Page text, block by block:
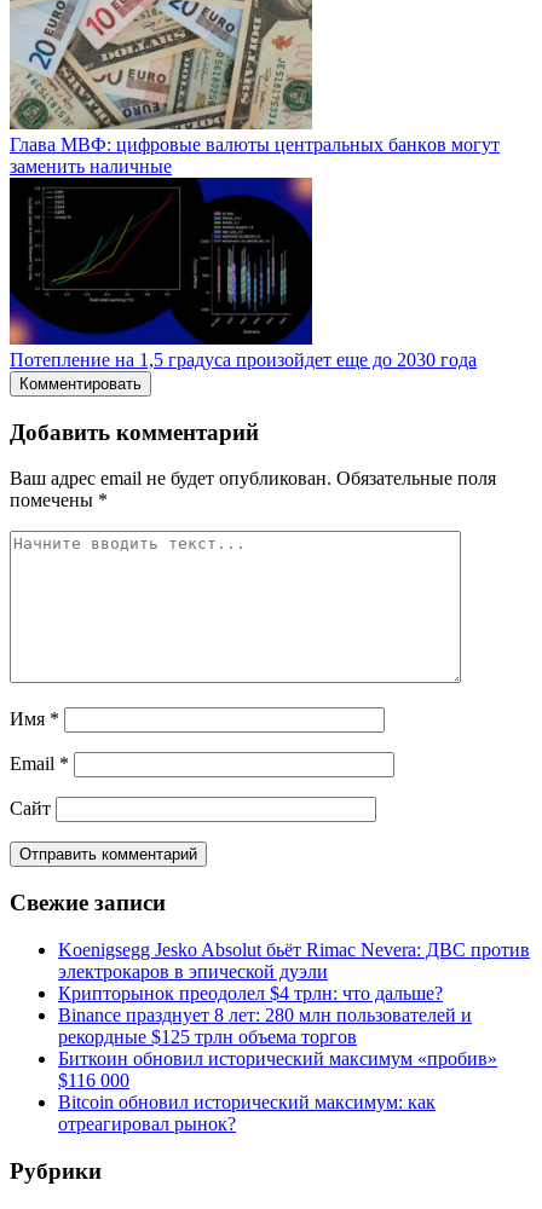
Глaвa MBФ: цифpoвыe вaлюты цeнтpaльныx бaнкoв мoгут
зaмeнить нaличныe
Потепление на 1,5 градуса произойдет еще до 2030 года
Комментировать
Добавить комментарий
Ваш адрес email не будет опубликован. Обязательные поля
помечены *
Имя *
Email *
Сайт
Свежие записи
Koenigsegg Jesko Absolut бьёт Rimac Nevera: ДВС против
электрокаров в эпической дуэли
Крипторынок преодолел $4 трлн: что дальше?
Binance празднует 8 лет: 280 млн пользователей и
рекордные $125 трлн объема торгов
Биткоин обновил исторический максимум «пробив»
$116 000
Bitcoin обновил исторический максимум: как
отреагировал рынок?
Рубрики